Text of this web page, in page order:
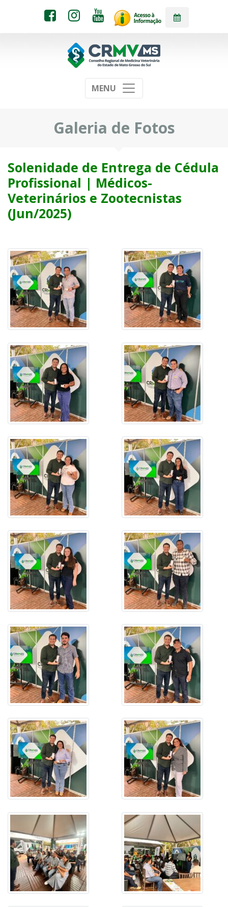
MENU
Galeria de Fotos
Solenidade de Entrega de Cédula
Profissional | Médicos-
Veterinários e Zootecnistas
(Jun/2025)